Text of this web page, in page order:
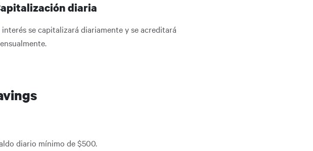
diaria
interés se capitalizará diariamente y se acreditará
diario mínimo de $500.